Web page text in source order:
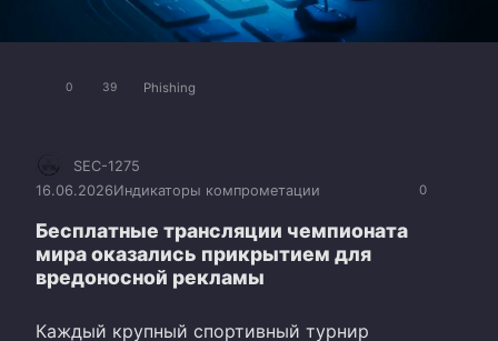
0 39 Phishing
0
SEC-1275
16.06.2026Индикаторы компрометации
Бесплатные трансляции чемпионата
мира оказались прикрытием для
вредоносной рекламы
Каждый крупный спортивный турнир